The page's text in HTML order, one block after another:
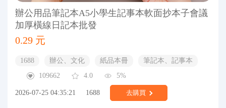
辦公用品筆記本A5小學生記事本軟面抄本子會議
加厚橫線日記本批發
0.29 元
1688 辦公、文化 紙品本冊
筆記本、記事本
109662
4.0 5%
2026-07-25 04:35:21 1688 去購買